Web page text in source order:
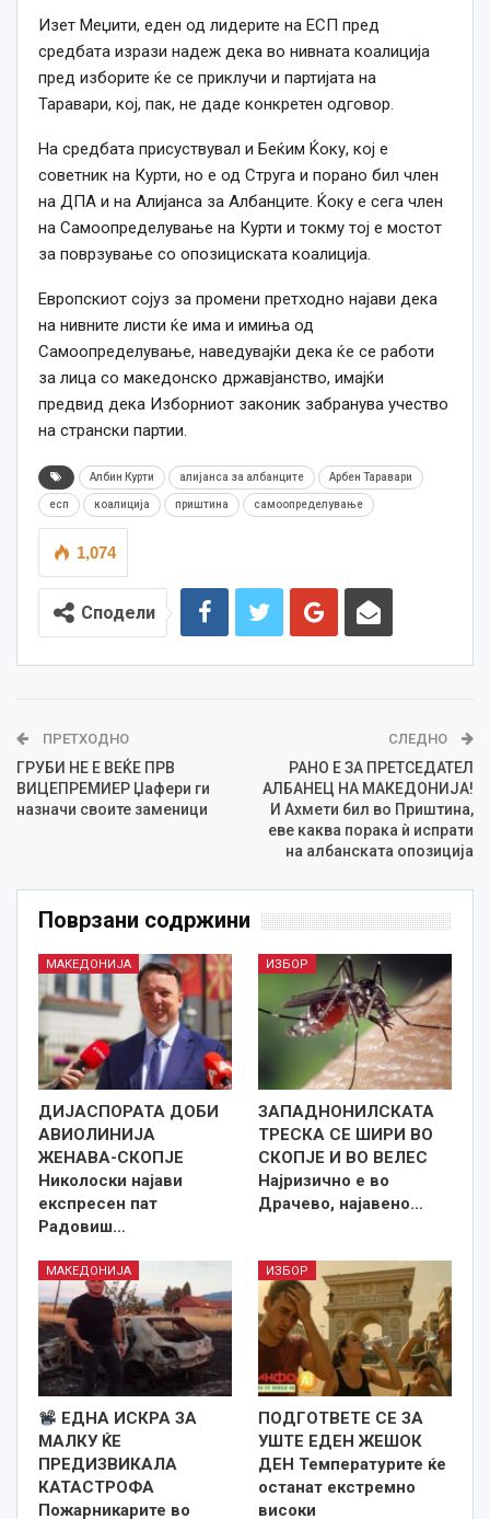
Изет Меџити, еден од лидерите на ЕСП пред
средбата изрази надеж дека во нивната коалиција
пред изборите ќе се приклучи и партијата на
Таравари, кој, пак, не даде конкретен одговор.
На средбата присуствувал и Беќим Ќоку, кој е
советник на Курти, но е од Струга и порано бил член
на ДПА и на Алијанса за Албанците. Ќоку е сега член
на Самоопределување на Курти и токму тој е мостот
за поврзување со опозициската коалиција.
Европскиот сојуз за промени претходно најави дека
на нивните листи ќе има и имиња од
Самоопределување, наведувајќи дека ќе се работи
за лица со македонско државјанство, имајќи
предвид дека Изборниот законик забранува учество
на странски партии.
Албин Курти алијанса за албанците Арбен Таравари
есп коалиција приштина самоопределување
1,074
Сподели
ПРЕТХОДНО
ГРУБИ НЕ Е ВЕЌЕ ПРВ
ВИЦЕПРЕМИЕР Џафери ги
назначи своите заменици
СЛЕДНО
РАНО Е ЗА ПРЕТСЕДАТЕЛ
АЛБАНЕЦ НА МАКЕДОНИЈА!
И Ахмети бил во Приштина,
еве каква порака ѝ испрати
на албанската опозиција
Поврзани содржини
МАКЕДОНИЈА
ДИЈАСПОРАТА ДОБИ
АВИОЛИНИЈА
ЖЕНАВА-СКОПЈЕ
Николоски најави
експресен пат
Радовиш…
ИЗБОР
ЗАПАДНОНИЛСКАТА
ТРЕСКА СЕ ШИРИ ВО
СКОПЈЕ И ВО ВЕЛЕС
Најризично е во
Драчево, најавено…
МАКЕДОНИЈА
ЕДНА ИСКРА ЗА
МАЛКУ ЌЕ
ПРЕДИЗВИКАЛА
КАТАСТРОФА
Пожарникарите во
ИЗБОР
ПОДГОТВЕТЕ СЕ ЗА
УШТЕ ЕДЕН ЖЕШОК
ДЕН Температурите ќе
останат екстремно
високи